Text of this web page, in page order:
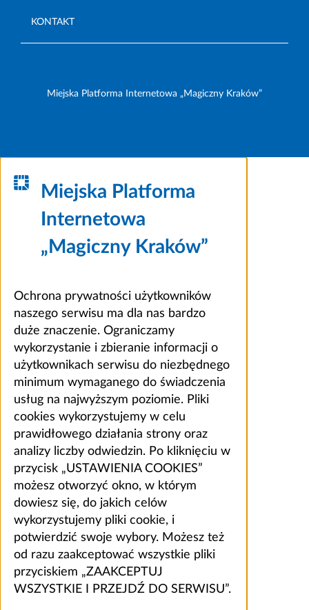
KONTAKT
Miejska Platforma Internetowa „Magiczny Kraków”
Miejska Platforma
Internetowa
„Magiczny Kraków”
Ochrona prywatności użytkowników
naszego serwisu ma dla nas bardzo
duże znaczenie. Ograniczamy
wykorzystanie i zbieranie informacji o
użytkownikach serwisu do niezbędnego
minimum wymaganego do świadczenia
usług na najwyższym poziomie. Pliki
cookies wykorzystujemy w celu
prawidłowego działania strony oraz
analizy liczby odwiedzin. Po kliknięciu w
przycisk „USTAWIENIA COOKIES”
możesz otworzyć okno, w którym
dowiesz się, do jakich celów
wykorzystujemy pliki cookie, i
potwierdzić swoje wybory. Możesz też
od razu zaakceptować wszystkie pliki
przyciskiem „ZAAKCEPTUJ
WSZYSTKIE I PRZEJDŹ DO SERWISU”.